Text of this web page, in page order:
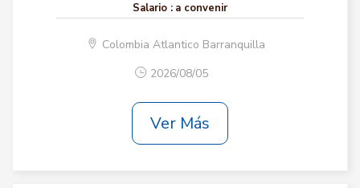
Salario : a convenir
Colombia Atlantico Barranquilla
2026/08/05
Ver Más